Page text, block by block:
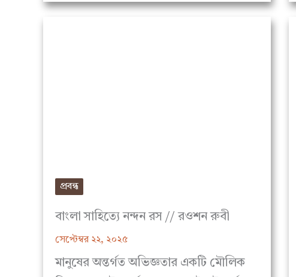
প্রবন্ধ
বাংলা সাহিত্যে নন্দন রস // রওশন রুবী
সেপ্টেম্বর ২২, ২০২৫
মানুষের অন্তর্গত অভিজ্ঞতার একটি মৌলিক